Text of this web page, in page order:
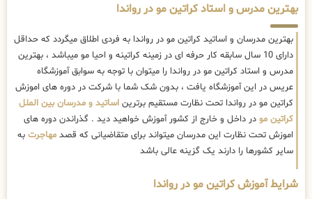
بهترین مدرس و استاد کراتین مو در رواندا
بهترین مدرسان و اساتید کراتین مو در رواندا به فردی اطلاق میگردد که حداقل
دارای 10 سال سابقه کار حرفه ای در زمینه کراتینه و احیا مو میباشد ، بهترین
مدرس و استاد کراتین مو در رواندا را میتوان با توجه به سوابق آموزشگاه
عریس در این آموزشگاه یافت ، بدون شک شما با شرکت در دوره های اموزش
کراتین مو در رواندا تحت نظارت مستقیم برترین اساتید و مدرسان بین الملل
کراتین مو در داخل و خارج از کشور آموزش خواهید دید . گذراندن دوره های
اموزش تحت نظارت این مدرسان میتواند برای متقاضیانی که قصد مهاجرت به
سایر کشورها را دارند یک گزینه عالی باشد
شرایط آموزش کراتین مو در رواندا